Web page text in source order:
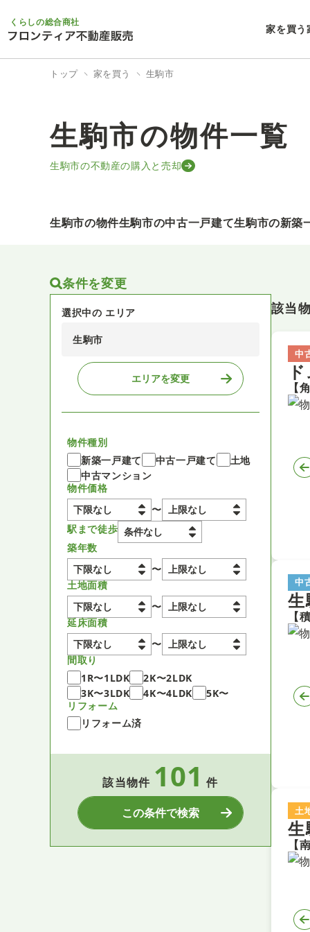
くらしの総合商社
家を買う
トップ 家を買う 生駒市
生駒市の物件一覧
生駒市の不動産の購入と売却
生駒市の物件生駒市の中古一戸建て生駒市の新築
条件を変更
選択中の エリア
生駒市
エリアを変更
物件種別
新築一戸建て
中古一戸建て
土地
中古マンション
物件価格
〜
駅まで徒歩
築年数
〜
土地面積
〜
延床面積
〜
間取り
1R〜1LDK
2K〜2LDK
3K〜3LDK
4K〜4LDK
5K〜
リフォーム
リフォーム済
該当物件 101 件
この条件で検索
該当
中
中
土